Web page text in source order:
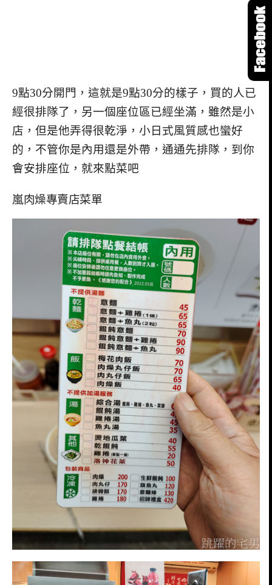
9點30分開門，這就是9點30分的樣子，買的人已
經很排隊了，另一個座位區已經坐滿，雖然是小
店，但是他弄得很乾淨，小日式風質感也蠻好
的，不管你是內用還是外帶，通通先排隊，到你
會安排座位，就來點菜吧
嵐肉燥專賣店菜單